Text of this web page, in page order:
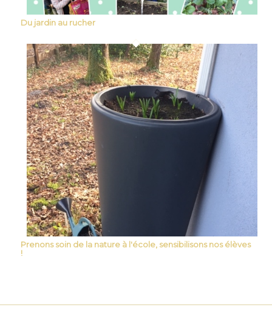
Du jardin au rucher
Prenons soin de la nature à l'école, sensibilisons nos élèves
!